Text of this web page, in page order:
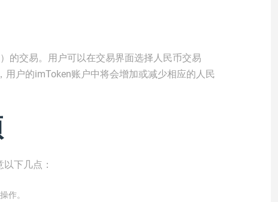
的交易。用户可以在交易界面选择人民币交易
户的imToken账户中将会增加或减少相应的人民
下几点：
作。